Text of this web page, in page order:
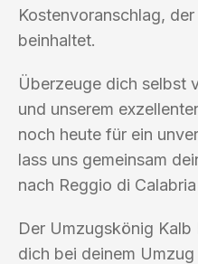
Kostenvoranschlag,
beinhaltet.
Überzeuge dich selbst
und unserem
noch heute für ein
lass uns gemeinsam
nach Reggio di
Der Umzugskönig
dich bei deinem